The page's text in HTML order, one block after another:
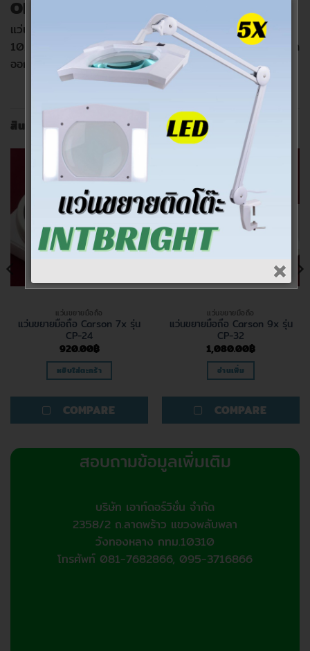
OBM-TH8016
แว่นขยายทรงครอบ แบบปรับกำลังขยายได้ Barride
10/15/20x พร้อมไฟ LED & UV ฐานรองมีสเกล สามารถถอด
ออกได้
สินค้าที่เกี่ยวข้อง
แว่นขยายมือถือ
แว่นขยายมือถือ Carson 7x รุ่น
CP-24
920.00฿
หยิบใส่ตะกร้า
COMPARE
สินค้าหมดแล้ว
แว่นขยายมือถือ
แว่นขยายมือถือ Carson 9x รุ่น
CP-32
1,080.00฿
อ่านเพิ่ม
COMPARE
สอบถามข้อมูลเพิ่มเติม
บริษัท เอาท์ดอร์วิชั่น จำกัด
2358/2 ถ.ลาดพร้าว แขวงพลับพลา
วังทองหลาง กทม.10310
โทรศัพท์ 081-7682866, 095-3716866